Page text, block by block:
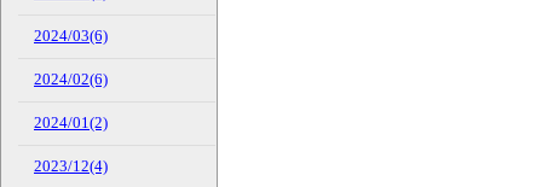
2024/03(6)
2024/02(6)
2024/01(2)
2023/12(4)